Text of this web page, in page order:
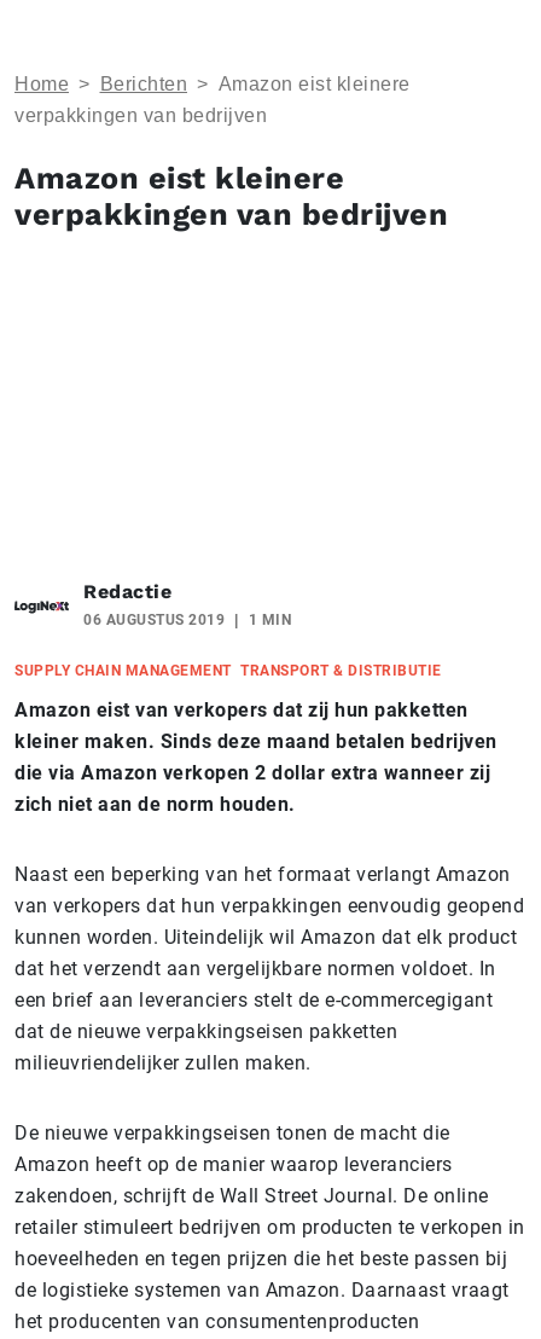
Home > Berichten > Amazon eist kleinere
verpakkingen van bedrijven
Amazon eist kleinere
verpakkingen van bedrijven
Redactie
06 AUGUSTUS 2019 1 MIN
SUPPLY CHAIN MANAGEMENT TRANSPORT & DISTRIBUTIE
Amazon eist van verkopers dat zij hun pakketten
kleiner maken. Sinds deze maand betalen bedrijven
die via Amazon verkopen 2 dollar extra wanneer zij
zich niet aan de norm houden.
Naast een beperking van het formaat verlangt Amazon
van verkopers dat hun verpakkingen eenvoudig geopend
kunnen worden. Uiteindelijk wil Amazon dat elk product
dat het verzendt aan vergelijkbare normen voldoet. In
een brief aan leveranciers stelt de e-commercegigant
dat de nieuwe verpakkingseisen pakketten
milieuvriendelijker zullen maken.
De nieuwe verpakkingseisen tonen de macht die
Amazon heeft op de manier waarop leveranciers
zakendoen, schrijft de Wall Street Journal. De online
retailer stimuleert bedrijven om producten te verkopen in
hoeveelheden en tegen prijzen die het beste passen bij
de logistieke systemen van Amazon. Daarnaast vraagt
het producenten van consumentenproducten